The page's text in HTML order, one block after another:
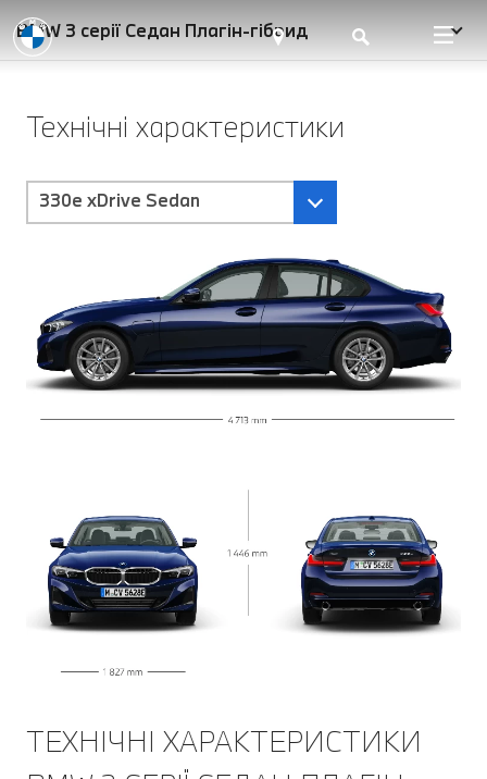
BMW 3 серії Седан Плагін-гібрид
Технічні характеристики
330e xDrive Sedan
ТЕХНІЧНІ ХАРАКТЕРИСТИКИ